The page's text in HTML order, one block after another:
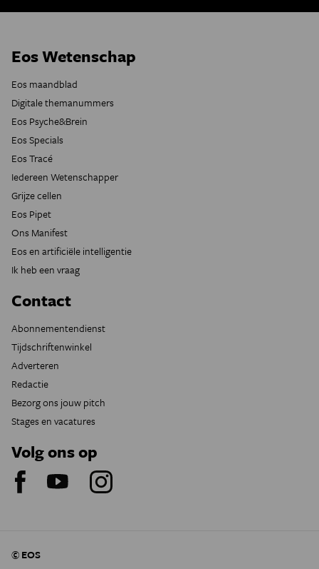
Eos Wetenschap
Eos maandblad
Digitale themanummers
Eos Psyche&Brein
Eos Specials
Eos Tracé
Iedereen Wetenschapper
Grijze cellen
Eos Pipet
Ons Manifest
Eos en artificiële intelligentie
Ik heb een vraag
Contact
Abonnementendienst
Tijdschriftenwinkel
Adverteren
Redactie
Bezorg ons jouw pitch
Stages en vacatures
Volg ons op
© EOS